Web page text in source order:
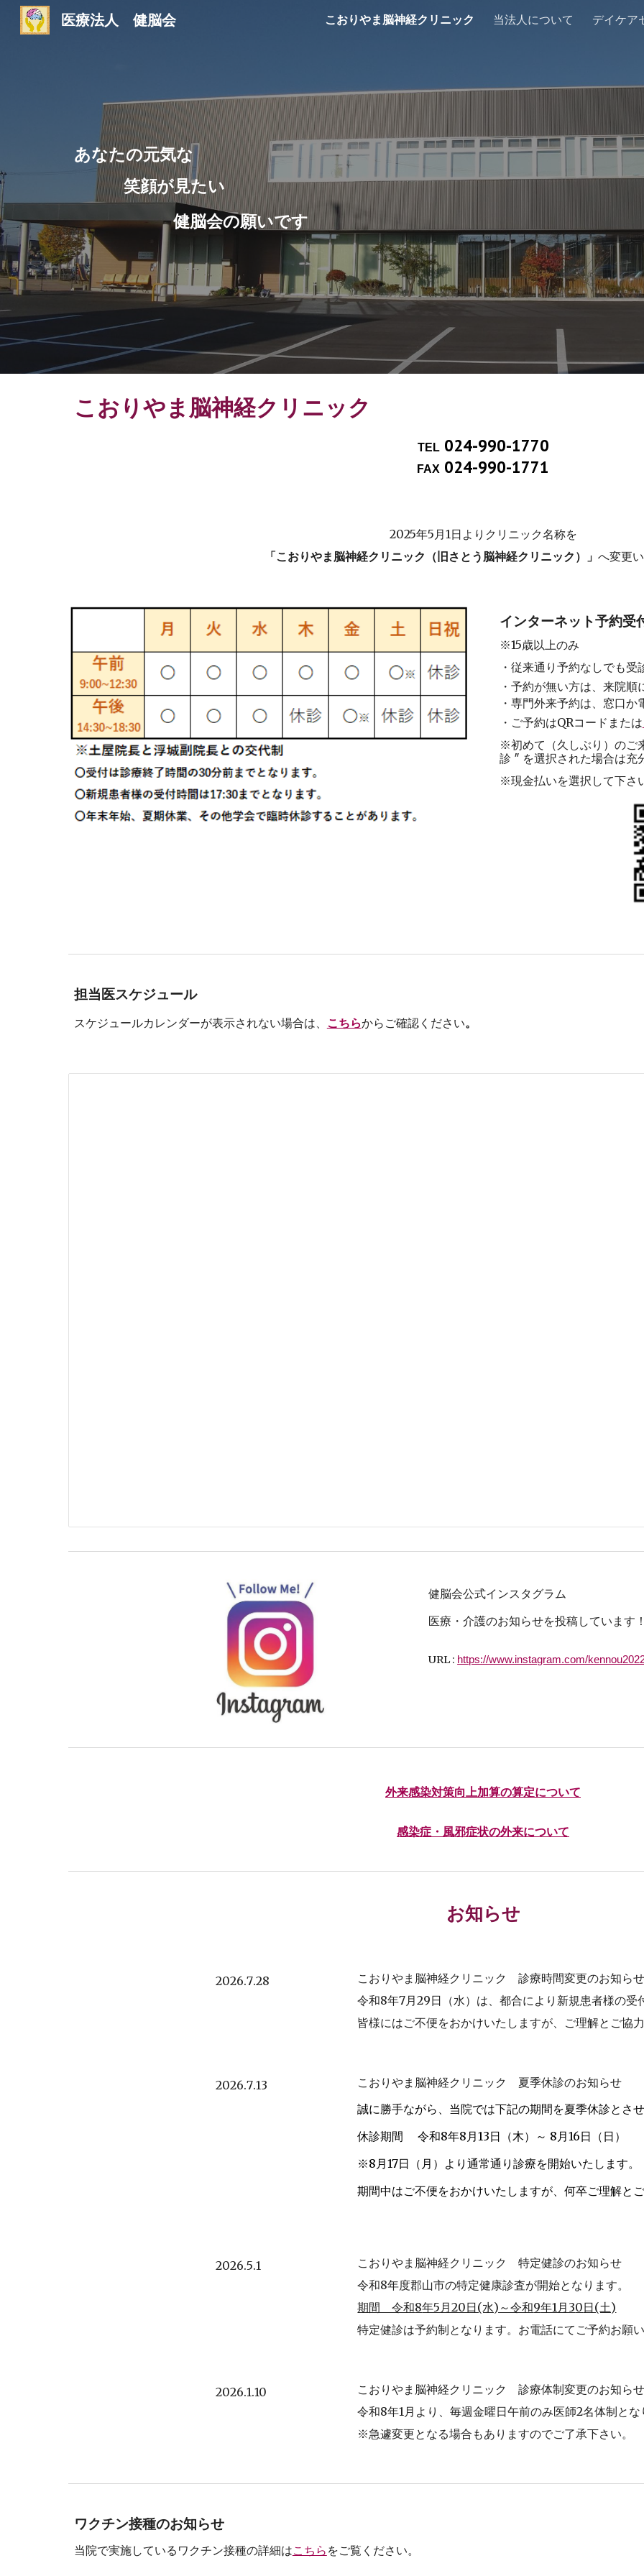
Skip to main content Skip to
医療法人 健脳会 こおりやま脳神経クリニック 当法人について デイケア
あなたの元気な
笑顔が見たい
健脳会の願いです
こおりやま脳神経クリニック
TEL 024-990-1770
FAX 024-990-1771
2025年5月1日よりクリニック名称を
「こおりやま脳神経クリニック（旧さとう脳神経クリニック）」 へ変更
インターネット予約受
※15歳以上のみ
・ 従来通り予約なしでも受
・ 予約が無い方は、来院順
・専門外来予約は、 窓口か
・ ご予約はQRコードまたは
※初めて（久しぶり）のご
診 ″ を選択された場合は充
※現金払いを選択して下さ
担当医スケジュール
スケジュールカレンダーが表示されない場合は、 こちらからご確認ください。
健脳会公式インスタグラム
医療・介護のお知らせを投稿しています！
URL : https://www.instagram.com/
外来感染対策向上加算の算定について
感染症・風邪症状の外来について
お知らせ
2026.7.28 こおりやま脳神経クリニック診療時間変更のお知ら
令和8年7月29日（水）は、都合により新規患者様の受
皆様にはご不便をおかけいたしますが、ご理解とご協
2026.7.13 こおりやま脳神経クリニック 夏季休診のお知らせ
誠に勝手ながら、当院では下記の期間を夏季休診とさ
休診期間 令和8年8月13日（木）～ 8月16日（日）
※8月17日（月）より通常通り診療を開始いたします。
期間中はご不便をおかけいたしますが、何卒ご理解と
2026.5.1
こおりやま脳神経クリニック 特定健診のお知らせ
令和8年度郡山市の特定健康診査が開始となります。
期間 令和8年5月20日(水)～令和9年1月30日(土)
特定健診は予約制となります。お電話にてご予約お願い
2026.1.10 こおりやま脳神経クリニック診療体制変更のお知ら
令和8年1月より、毎週金曜日午前のみ医師2名体制とな
※急遽変更となる場合もありますのでご了承下さい。
ワクチン接種のお知らせ
当院で実施しているワクチン接種の詳細はこちら をご覧ください。